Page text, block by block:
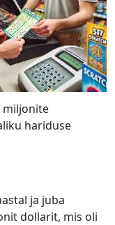
miljonite
hariduse
ja juba
dollarit, mis oli